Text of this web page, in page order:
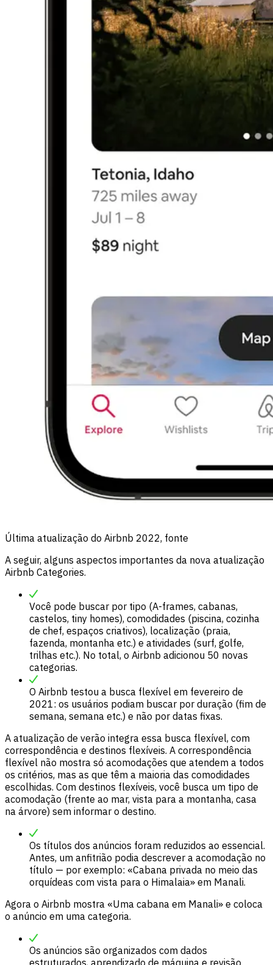
Última atualização do Airbnb 2022, fonte
A seguir, alguns aspectos importantes da nova atualização
Airbnb Categories.
Você pode buscar por tipo (A-frames, cabanas,
castelos, tiny homes), comodidades (piscina, cozinha
de chef, espaços criativos), localização (praia,
fazenda, montanha etc.) e atividades (surf, golfe,
trilhas etc.). No total, o Airbnb adicionou 50 novas
categorias.
O Airbnb testou a busca flexível em fevereiro de
2021: os usuários podiam buscar por duração (fim de
semana, semana etc.) e não por datas fixas.
A atualização de verão integra essa busca flexível, com
correspondência e destinos flexíveis. A correspondência
flexível não mostra só acomodações que atendem a todos
os critérios, mas as que têm a maioria das comodidades
escolhidas. Com destinos flexíveis, você busca um tipo de
acomodação (frente ao mar, vista para a montanha, casa
na árvore) sem informar o destino.
Os títulos dos anúncios foram reduzidos ao essencial.
Antes, um anfitrião podia descrever a acomodação no
título — por exemplo: «Cabana privada no meio das
orquídeas com vista para o Himalaia» em Manali.
Agora o Airbnb mostra «Uma cabana em Manali» e coloca
o anúncio em uma categoria.
Os anúncios são organizados com dados
estruturados, aprendizado de máquina e revisão